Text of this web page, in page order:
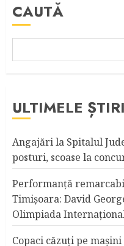
CAUTĂ
ULTIMELE ȘTIRI
Angajări la Spitalul
posturi, scoase la
Performanță
Timișoara: David
Olimpiada
Copaci căzuţi pe